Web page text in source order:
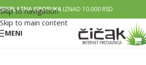
Skip to navigation
Skip to main content
BESPLATNA ISPORUKA IZNAD 10.000 RSD
MENI